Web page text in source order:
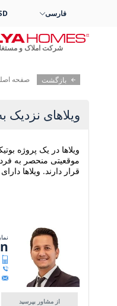
بازگشت صفحه
ویلاهای نزدیک
موقعیتی منحصر به
قرار دارند. ویلاها
از مشاور بپرسید
فارسی
شرکت املاک و